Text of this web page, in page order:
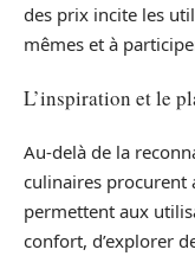
des prix incite les
mêmes et à
L’inspiration et le
Au-delà de la
culinaires procurent
permettent aux
confort, d’explorer